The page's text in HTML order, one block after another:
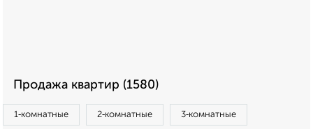
Продажа квартир (1580)
1‑комнатные 2‑комнатные 3‑комнатные